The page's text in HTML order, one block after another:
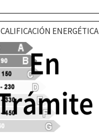
CALIFICACIÓN ENERGÉTICA